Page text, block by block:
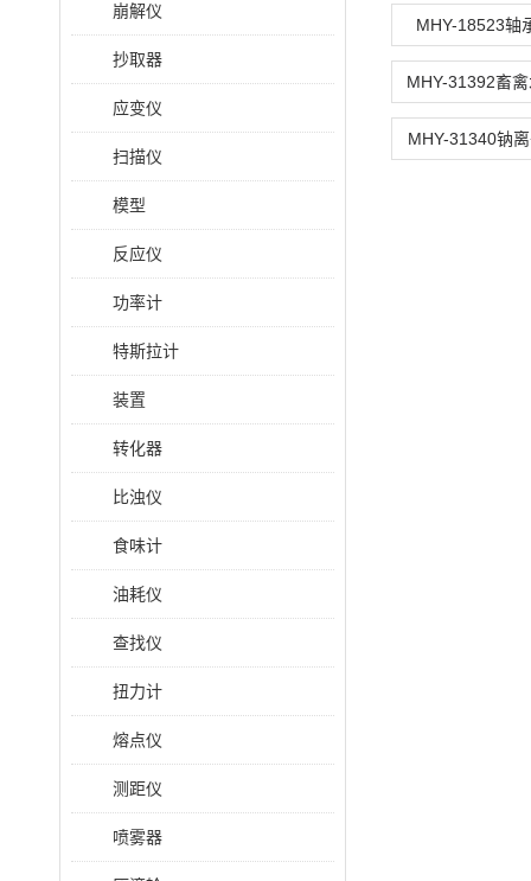
崩解仪
抄取器
应变仪
扫描仪
模型
反应仪
功率计
特斯拉计
装置
转化器
比浊仪
食味计
油耗仪
查找仪
扭力计
熔点仪
测距仪
喷雾器
MHY-18523轴
MHY-31340钠